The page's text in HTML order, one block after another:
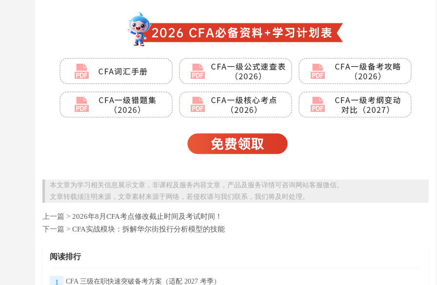
本文章为学习相关信息展示文章，非课程及服务内容文章，产品及服务详情可咨询网站客服微信。
文章转载须注明来源，文章素材来源于网络，若侵权请与我们联系，我们将及时处理。
上一篇 > 2026年8月CFA考点修改截止时间及考试时间！
下一篇 > CFA实战模块：拆解华尔街投行分析模型的技能
阅读排行
1 CFA 三级在职快速突破备考方案（适配 2027 考季）